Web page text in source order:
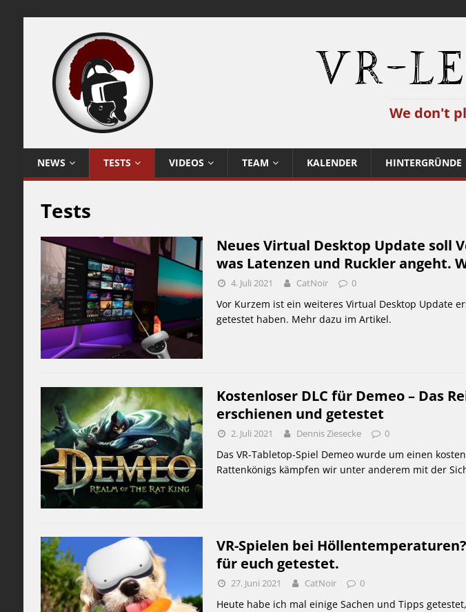
VR-
We don't
NEWS TESTS VIDEOS TEAM KALENDER HINTERGRÜNDE
Tests
Neues Virtual Desktop Update soll
was Latenzen und Ruckler angeht.
4. Juli 2021 CatNoir 0
Vor Kurzem ist ein weiteres Virtual Desktop Update
getestet haben. Mehr dazu im Artikel.
Kostenloser DLC für Demeo – Das
erschienen und getestet
2. Juli 2021 Dennis Ziesecke 0
Das VR-Tabletop-Spiel Demeo wurde um einen
Rattenkönigs kämpfen wir unter anderem mit der
VR-Spielen bei
für euch getestet.
27. Juni 2021 CatNoir 0
Heute habe ich mal einige Sachen und Tipps